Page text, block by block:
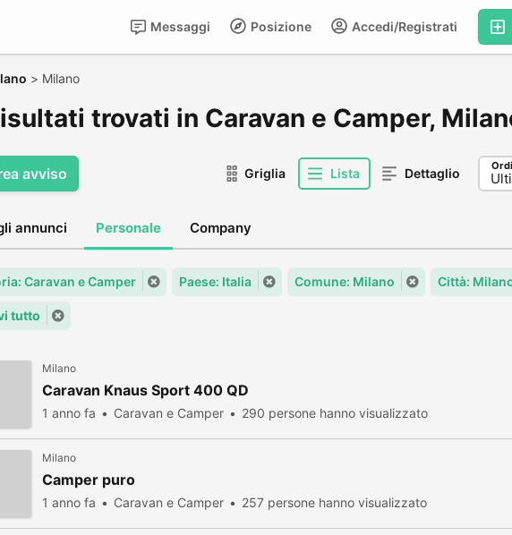
Accedi/Registrati
Posizione
Messaggi
> Milano
trovati in Caravan e Camper,
avviso Griglia Lista Dettaglio
annunci Personale Company
Caravan e Camper Paese: Italia Comune: Milano Città:
tutto
Milano
Caravan Knaus Sport 400 QD
1 anno fa Caravan e Camper 290 persone hanno visualizzato
Milano
Camper puro
1 anno fa Caravan e Camper 257 persone hanno visualizzato